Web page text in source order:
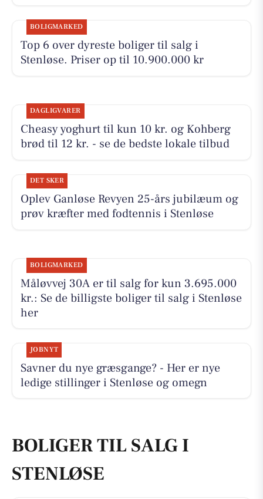
BOLIGMARKED
Top 6 over dyreste boliger til salg i
Stenløse. Priser op til 10.900.000 kr
DAGLIGVARER
Cheasy yoghurt til kun 10 kr. og Kohberg
brød til 12 kr. - se de bedste lokale tilbud
DET SKER
Oplev Ganløse Revyen 25-års jubilæum og
prøv kræfter med fodtennis i Stenløse
BOLIGMARKED
Måløvvej 30A er til salg for kun 3.695.000
kr.: Se de billigste boliger til salg i Stenløse
her
JOBNYT
Savner du nye græsgange? - Her er nye
ledige stillinger i Stenløse og omegn
BOLIGER TIL SALG I
STENLØSE